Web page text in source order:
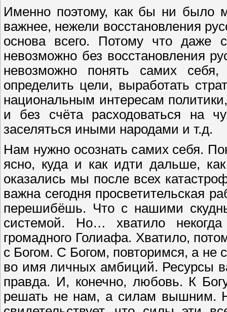
Именно поэтому, как бы ни было
важнее, нежели восстановления
основа всего. Потому что даже
невозможно без восстановления
невозможно понять самих себя,
определить цели, выработать
национальным интересам
и без счёта расходоваться на
заселяться иными народами и т.д.
Нам нужно осознать самих себя.
ясно, куда и как идти дальше,
оказались мы после всех
важна сегодня просветительская
перешибёшь. Что с нашими
системой. Но… хватило
громадного Голиафа. Хватило,
с Богом. С Богом, повторимся, а
во имя личных амбиций. Ресурсы
правда. И, конечно, любовь. К
решать не нам, а силам вышним.